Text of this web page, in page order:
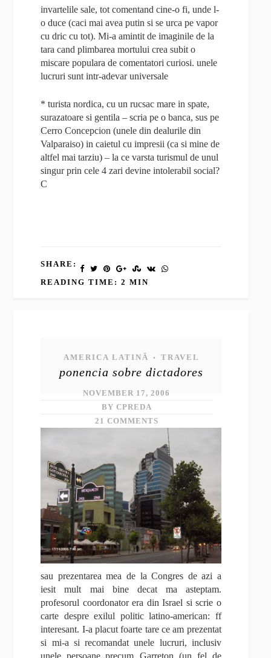
invartelile sale, tot comentand cine-o fi, unde l-
o duce (caci mai avea putin si se urca pe vapor
cu dric cu tot). Mi-a amintit de imaginile de la
tara cand plimbarea mortului crea subit o
miscare populara de comentatori curiosi. unele
lucruri sunt intr-adevar universale
* turista nordica, cu un rucsac mare in spate,
surazatoare si gentila – scria pe o banca, sus pe
Cerro Concepcion (unele din dealurile din
Valparaiso) in caietul cu impresii (ca si mine de
altfel mai tarziu) – la ce varsta turismul de unul
singur prin cele 4 zari devine intolerabil social?
C
SHARE:
READING TIME: 2 MIN
AMERICA LATINĂ • TRAVEL
ponencia sobre dictadores
NOVEMBER 17, 2006
BY CPREDA
21 COMMENTS
sau prezentarea mea de la Congres de azi a
iesit mult mai bine decat ma asteptam.
profesorul coordonator era din Israel si scrie o
carte despre exilul politic latino-american: ff
interesant. I-a placut foarte tare ce am prezentat
si mi-a si recomandat unele lucruri, inclusiv